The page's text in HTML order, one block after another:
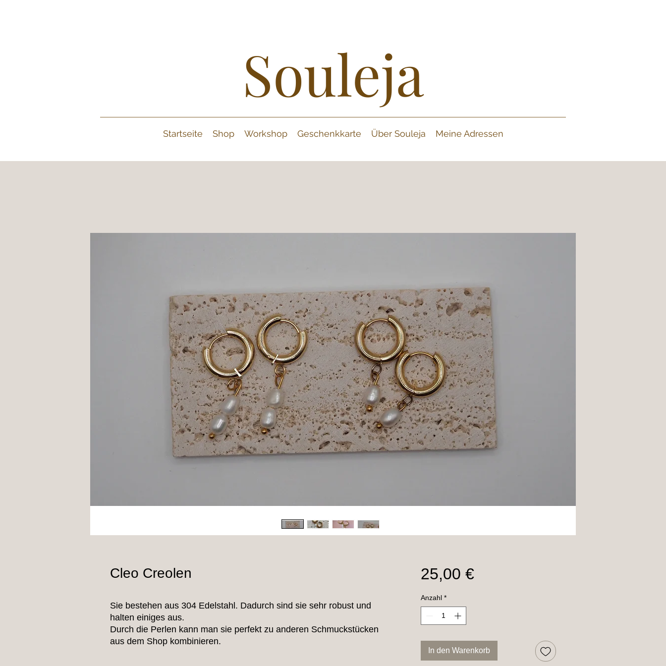
Souleja
Startseite Shop Workshop Geschenkkarte Über Souleja Meine Adressen
Cleo Creolen
Sie bestehen aus 304 Edelstahl. Dadurch sind sie sehr robust und
halten einiges aus.
Durch die Perlen kann man sie perfekt zu anderen Schmuckstücken
aus dem Shop kombinieren.
25,00 €Preis
Anzahl *
In den Warenkorb